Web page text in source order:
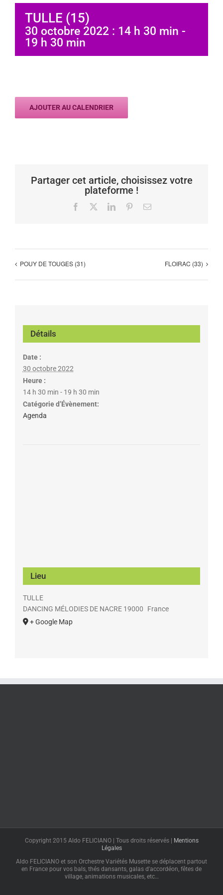
TULLE (15)
30 octobre 2022 : 14 h 30 min -
19 h 30 min
AJOUTER AU CALENDRIER
Partager cet article, choisissez votre
plateforme !
Facebook LinkedInPinterestEmail
POUY DE TOUGES (31) FLOIRAC (33)
Détails
Date :
30 octobre 2022
Heure :
14 h 30 min - 19 h 30 min
Catégorie d’Évènement:
Agenda
Lieu
TULLE
DANCING MÉLODIES DE NACRE 19000
France
+ Google Map
Copyright 2015 Aldo FELICIANO | Tous droits réservés |
Mentions
Légales
Aldo FELICIANO et son Orchestre Variétés Musette se déplacent partout
en France pour vos bals, thés dansants, galas d'accordéon, fêtes de
village, animations musicales, etc…